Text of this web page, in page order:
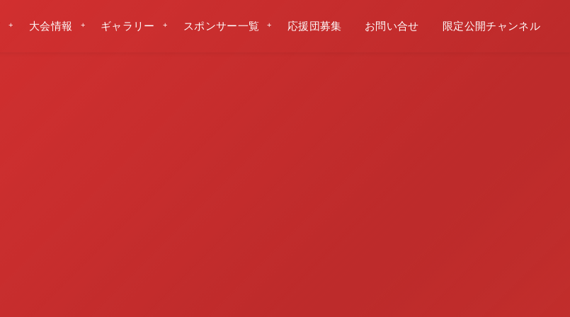
大会情報 ギャラリー スポンサー一覧 応援団募集 お問い合せ 限定公開チャンネル